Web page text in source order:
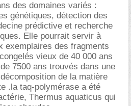
des domaines variés :
génétiques, détection des
prédictive et recherche
Elle pourrait servir à
exemplaires des fragments
vieux de 40 000 ans
7500 ans trouvés dans une
de la matière
.la taq-polymérase a été
Thermus aquaticus qui